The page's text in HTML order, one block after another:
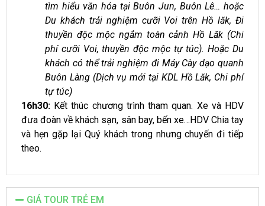
tìm hiểu văn hóa tại Buôn Jun, Buôn Lê… hoặc
Du khách trải nghiệm cưỡi Voi trên Hồ lăk, Đi
thuyền độc mộc ngắm toàn cảnh Hồ Lăk (Chi
phí cưỡi Voi, thuyền độc mộc tự túc). Hoặc Du
khách có thể trải nghiệm đi Máy Cày dạo quanh
Buôn Làng (Dịch vụ mới tại KDL Hồ Lăk, Chi phí
tự túc)
16h30: Kết thúc chương trình tham quan. Xe và HDV
đưa đoàn về khách sạn, sân bay, bến xe…HDV Chia tay
và hẹn gặp lại Quý khách trong nhưng chuyến đi tiếp
theo.
GIÁ TOUR TRẺ EM